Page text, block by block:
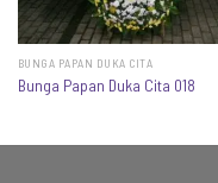
BUNGA PAPAN DUKA CITA
Bunga Papan Duka Cita 018